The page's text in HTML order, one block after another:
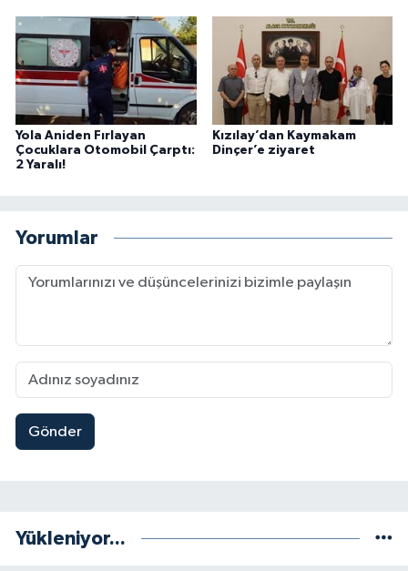
Yola Aniden Fırlayan
Çocuklara Otomobil Çarptı:
2 Yaralı!
Kızılay’dan Kaymakam
Dinçer’e ziyaret
Yorumlar
Gönder
Yükleniyor...